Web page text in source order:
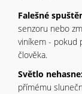
Falešné
senzoru nebo
viníkem - pokud
člověka.
Světlo
přímému